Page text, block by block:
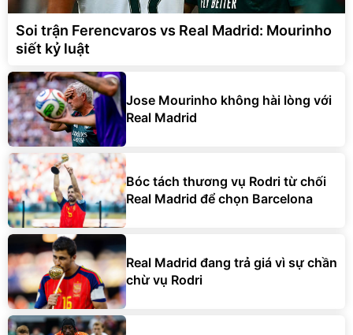
Soi trận Ferencvaros vs Real Madrid: Mourinho
siết kỷ luật
Jose Mourinho không hài lòng với
Real Madrid
Bóc tách thương vụ Rodri từ chối
Real Madrid để chọn Barcelona
Real Madrid đang trả giá vì sự chần
chừ vụ Rodri